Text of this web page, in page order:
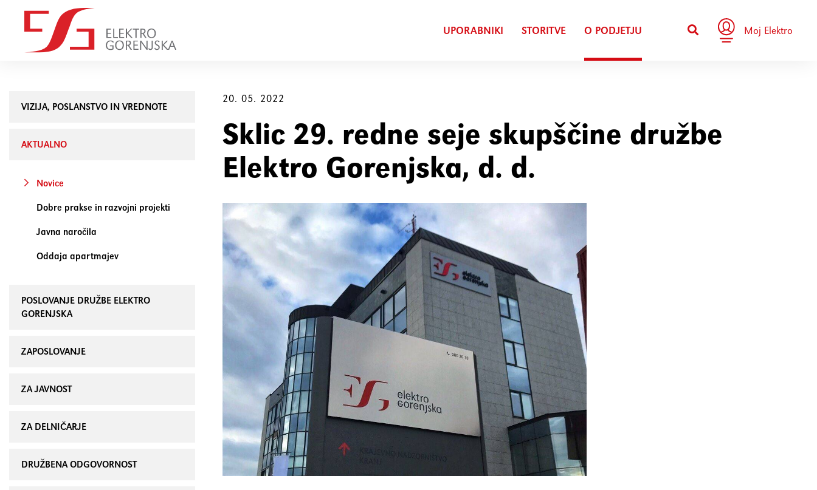
UPORABNIKI STORITVE O PODJETJU Moj Elektro
VIZIJA, POSLANSTVO IN VREDNOTE
AKTUALNO
Novice
Dobre prakse in razvojni projekti
Javna naročila
Oddaja apartmajev
POSLOVANJE DRUŽBE ELEKTRO
GORENJSKA
ZAPOSLOVANJE
ZA JAVNOST
ZA DELNIČARJE
DRUŽBENA ODGOVORNOST
20. 05. 2022
Sklic 29. redne seje skupščine družbe
Elektro Gorenjska, d. d.